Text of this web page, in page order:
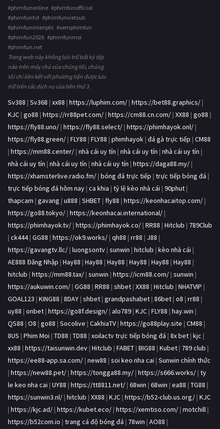
#phimfunonline #phimfunofficial
#phimfunhd #phimfunvietsub
#phimfunmienphi #xemphimfun
#phimfun2026 #phimfunmoi
#phimfun.net
Trang web này không lưu trữ bất kỳ tệp
nào trên máy chủ của chúng tôi, chúng
tôi chỉ liên kết với phương tiện được lưu
trữ trên các dịch vụ của bên thứ 3.
Sv388 | Sv368 | xx88 | https://luphim.com/ | https://bet88.graphics/ |
KJC | go88 | https://rr88pet.com/ | https://cm88.cn.com/ | XX88 | go88 |
https://fly88.uno/ | https://fly88.select/ | https://phimhayok.onl/ |
https://fly88.green/ | FLY88 | FLY88 | phimhayok | đá gà trực tiếp | CM88
| https://mm88.center/ | nhà cái uy tín | nhà cái uy tín | nhà cái uy tín |
nhà cái uy tín | nhà cái uy tín | nhà cái uy tín | https://daga88.my/ |
https://xhamsterlive.radio.fm/ | bóng đá trực tiếp | trực tiếp bóng đá |
trực tiếp bóng đá hôm nay | ca khia | tỷ lệ kèo nhà cái | 90phut |
thapcam | gavang | u888 | SHBET | fly88 | https://keonhacaitop.com/ |
https://go88.tokyo/ | https://keonhacai.international/ |
https://phimhayok.tv/ | https://phimhayok.co/ | RR88 | Hitclub | 789Club
| ck444| GG88 | https://ok9.works/ | qh88 | rr88 | J88 |
https://gavangtv.llc/ | luongsontv | sunwin | hitclub | kèo nhà cái |
AE888 Đăng Nhập | Hay88 | Hay88 | Hay88 | Hay88 | Hay88 | Hay88 |
hitclub | https://mm88.tax/ | sunwin | https://icm88.com/ | sunwin |
https://aukuwin.com/ | GG88 | RR88 | shbet | XX88 | Hitclub | NHATVIP |
GOAL123 | KING88 | 8DAY | shbet | grandpashabet | 86bet | o8 | rr88 |
uy88 | onbet | https://go8f.design/ | alo789 | KJC | FLY88 | hay.win |
QS88 | O8 | go88 | Socolive | CakhiaTV | https://go88play.site | CM88 |
8US | Phim Moi | TD88 | TD88 | xoilactv trực tiếp bóng đá | 8x bet | kjc |
xx88 | https://taisunwin.dev | Hitclub | FABET | BIG88 | Kubet | 789 club |
https://ee88-app.sa.com/ | new88 | soi keo nha cai | Sunwin chính thức
| https://new88.pet/ | https://tongga88.my/ | https://s666.works/ | ty
le keo nha cai | UY88 | https://tt8811.net/ | 68win | 68win | ea88 | TG88 |
https://sunwin3.nl/ | hitclub | XX88 | KJC | https://b52-club.us.org/ | KJC
| https://kjc.ad/ | https://kubet.eco/ | https://xemtiso.com/ | motchill |
https://b52com.io | trang cá độ bóng đá | 78win | AO88 |